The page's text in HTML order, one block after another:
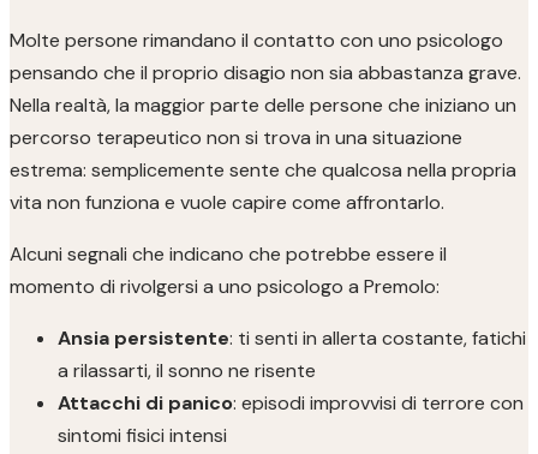
Molte persone rimandano il contatto con uno psicologo
pensando che il proprio disagio non sia abbastanza grave.
Nella realtà, la maggior parte delle persone che iniziano un
percorso terapeutico non si trova in una situazione
estrema: semplicemente sente che qualcosa nella propria
vita non funziona e vuole capire come affrontarlo.
Alcuni segnali che indicano che potrebbe essere il
momento di rivolgersi a uno psicologo a Premolo:
Ansia persistente: ti senti in allerta costante, fatichi
a rilassarti, il sonno ne risente
Attacchi di panico: episodi improvvisi di terrore con
sintomi fisici intensi